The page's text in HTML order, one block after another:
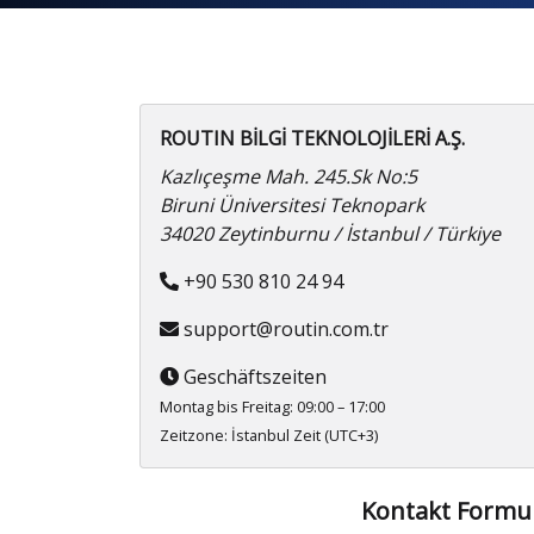
ROUTIN BİLGİ TEKNOLOJİLERİ A.Ş.
Kazlıçeşme Mah. 245.Sk No:5
Biruni Üniversitesi Teknopark
34020 Zeytinburnu / İstanbul / Türkiye
+90 530 810 24 94
support@routin.com.tr
Geschäftszeiten
Montag bis Freitag: 09:00 – 17:00
Zeitzone: İstanbul Zeit (UTC+3)
Kontakt